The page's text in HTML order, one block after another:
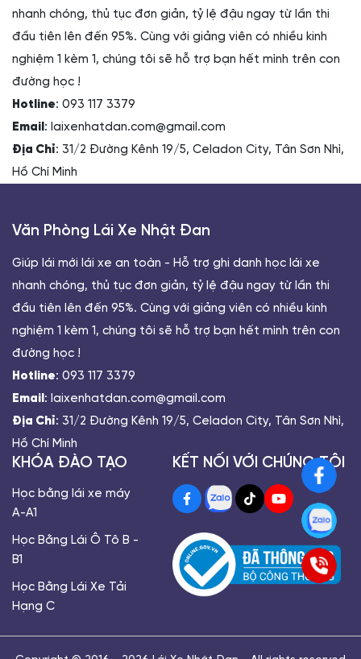
nhanh chóng, thủ tục đơn giản, tỷ lệ đậu ngay từ lần thi
đầu tiên lên đến 95%. Cùng với giảng viên có nhiều kinh
nghiệm 1 kèm 1, chúng tôi sẽ hỗ trợ bạn hết mình trên con
đường học !
Hotline: 093 117 3379
Email: laixenhatdan.com@gmail.com
Địa Chỉ: 31/2 Đường Kênh 19/5, Celadon City, Tân Sơn Nhì,
Hồ Chí Minh
Văn Phòng Lái Xe Nhật Đan
Giúp lái mới lái xe an toàn - Hỗ trợ ghi danh học lái xe
nhanh chóng, thủ tục đơn giản, tỷ lệ đậu ngay từ lần thi
đầu tiên lên đến 95%. Cùng với giảng viên có nhiều kinh
nghiệm 1 kèm 1, chúng tôi sẽ hỗ trợ bạn hết mình trên con
đường học !
Hotline: 093 117 3379
Email: laixenhatdan.com@gmail.com
Địa Chỉ: 31/2 Đường Kênh 19/5, Celadon City, Tân Sơn Nhì,
Hồ Chí Minh
KHÓA ĐÀO TẠO
Học bằng lái xe máy
A-A1
Học Bằng Lái Ô Tô B -
B1
Học Bằng Lái Xe Tải
Hạng C
KẾT NỐI VỚI CHÚNG TÔI